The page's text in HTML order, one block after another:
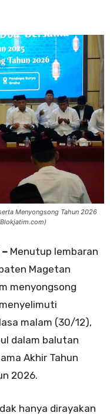
Menyongsong Tahun 2026
– Menutup lembaran
Magetan
menyongsong
malam (30/12),
dalam balutan
Akhir Tahun
2026.
hanya dirayakan